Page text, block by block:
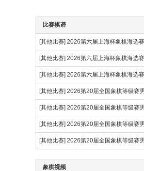
比赛棋谱
[其他比赛] 2026第六届上海杯象棋海选
[其他比赛] 2026第六届上海杯象棋海选
[其他比赛] 2026第六届上海杯象棋海选
[其他比赛] 2026第20届全国象棋等级赛
[其他比赛] 2026第20届全国象棋等级赛
[其他比赛] 2026第20届全国象棋等级赛
[其他比赛] 2026第20届全国象棋等级赛
象棋视频